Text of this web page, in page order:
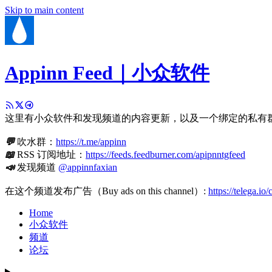
Skip to main content
Appinn Feed｜小众软件
这里有小众软件和发现频道的内容更新，以及一个绑定的私有
💬吹水群： https://t.me/appinn
📖RSS 订阅地址： https://feeds.feedburner.com/apipnntgfeed
📣发现频道 @appinnfaxian
在这个频道发布广告（Buy ads on this channel）: https://telega.io/
Home
小众软件
频道
论坛